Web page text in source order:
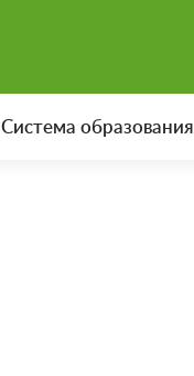
Система образования